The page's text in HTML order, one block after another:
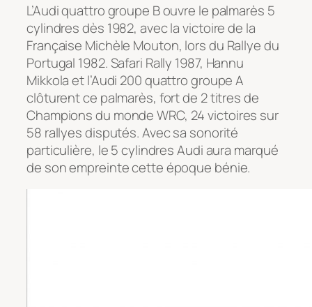
L’Audi quattro groupe B ouvre le palmarès 5
cylindres dès 1982, avec la victoire de la
Française Michèle Mouton, lors du Rallye du
Portugal 1982. Safari Rally 1987, Hannu
Mikkola et l’Audi 200 quattro groupe A
clôturent ce palmarès, fort de 2 titres de
Champions du monde WRC, 24 victoires sur
58 rallyes disputés. Avec sa sonorité
particulière, le 5 cylindres Audi aura marqué
de son empreinte cette époque bénie.